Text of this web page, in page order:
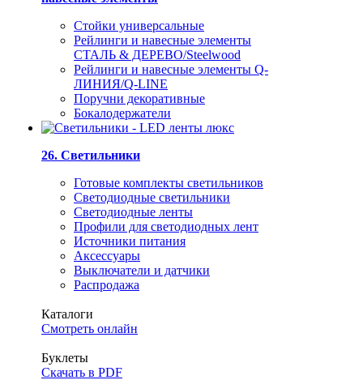
Стойки универсальные
Рейлинги и навесные элементы
СТАЛЬ & ДЕРЕВО/Steelwood
Рейлинги и навесные элементы Q-
ЛИНИЯ/Q-LINE
Поручни декоративные
Бокалодержатели
26. Светильники
Готовые комплекты светильников
Светодиодные светильники
Светодиодные ленты
Профили для светодиодных лент
Источники питания
Аксессуары
Выключатели и датчики
Распродажа
Каталоги
Смотреть онлайн
Буклеты
Скачать в PDF